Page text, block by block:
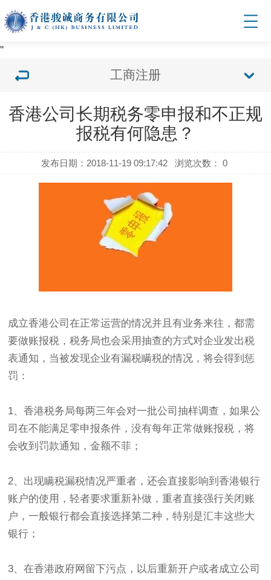
''
工商注册
香港公司长期税务零申报和不正规
报税有何隐患？
发布日期：2018-11-19 09:17:42 浏览次数： 0
成立香港公司在正常运营的情况并且有业务来往，都需
要做账报税，税务局也会采用抽查的方式对企业发出税
表通知，当被发现企业有漏税瞒税的情况，将会得到惩
罚：
1、香港税务局每两三年会对一批公司抽样调查，如果公
司在不能满足零申报条件，没有每年正常做账报税，将
会收到罚款通知，金额不菲；
2、出现瞒税漏税情况严重者，还会直接影响到香港银行
账户的使用，轻者要求重新补做，重者直接强行关闭账
户，一般银行都会直接选择第二种，特别是汇丰这些大
银行；
3、在香港政府网留下污点，以后重新开户或者成立公司